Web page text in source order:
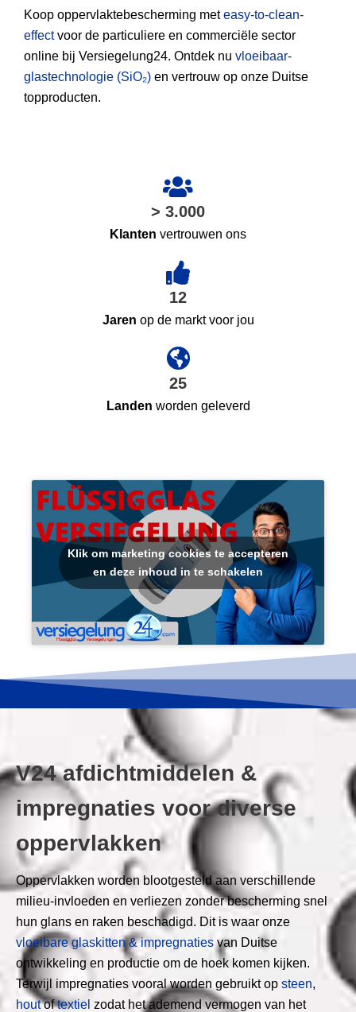
Koop oppervlaktebescherming meteasy-to-clean-
effectvoor de particuliere en commerciële sector
online bij Versiegelung24. Ontdek nu vloeibaar-
glastechnologie (SiO₂) en vertrouw op onze Duitse
topproducten.
> 3.000
Klanten vertrouwen ons
12
Jaren op de markt voor jou
25
Landen worden geleverd
Klik om marketing cookies te accepteren
en deze inhoud in te schakelen
V24 afdichtmiddelen &
impregnaties voor diverse
oppervlakken
Oppervlakken worden blootgesteld aan verschillende
milieu-invloeden en verliezen zonder bescherming snel
hun glans en raken beschadigd. Dit is waar onze
vloeibare glaskitten & impregnatiesvan Duitse
ontwikkeling en productie om de hoek komen kijken.
Terwijl impregnaties vooral worden gebruikt op steen,
houtoftextiel zodat het ademend vermogen van het